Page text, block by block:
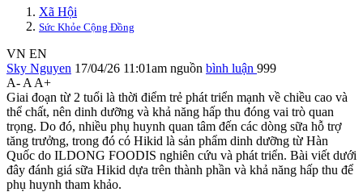
Xã Hội
Sức Khỏe Cộng Đồng
VN EN
Sky Nguyen 17/04/26 11:01am nguồn bình luận 999
A- A A+
Giai đoạn từ 2 tuổi là thời điểm trẻ phát triển mạnh về chiều cao và
thể chất, nên dinh dưỡng và khả năng hấp thu đóng vai trò quan
trọng. Do đó, nhiều phụ huynh quan tâm đến các dòng sữa hỗ trợ
tăng trưởng, trong đó có Hikid là sản phẩm dinh dưỡng từ Hàn
Quốc do ILDONG FOODIS nghiên cứu và phát triển. Bài viết dưới
đây đánh giá sữa Hikid dựa trên thành phần và khả năng hấp thu để
phụ huynh tham khảo.